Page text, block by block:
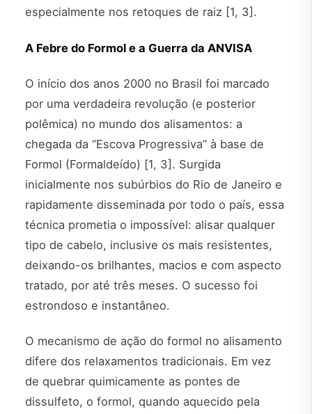
especialmente nos retoques de raiz [1, 3].
A Febre do Formol e a Guerra da ANVISA
O início dos anos 2000 no Brasil foi marcado
por uma verdadeira revolução (e posterior
polêmica) no mundo dos alisamentos: a
chegada da “Escova Progressiva” à base de
Formol (Formaldeído) [1, 3]. Surgida
inicialmente nos subúrbios do Rio de Janeiro e
rapidamente disseminada por todo o país, essa
técnica prometia o impossível: alisar qualquer
tipo de cabelo, inclusive os mais resistentes,
deixando-os brilhantes, macios e com aspecto
tratado, por até três meses. O sucesso foi
estrondoso e instantâneo.
O mecanismo de ação do formol no alisamento
difere dos relaxamentos tradicionais. Em vez
de quebrar quimicamente as pontes de
dissulfeto, o formol, quando aquecido pela